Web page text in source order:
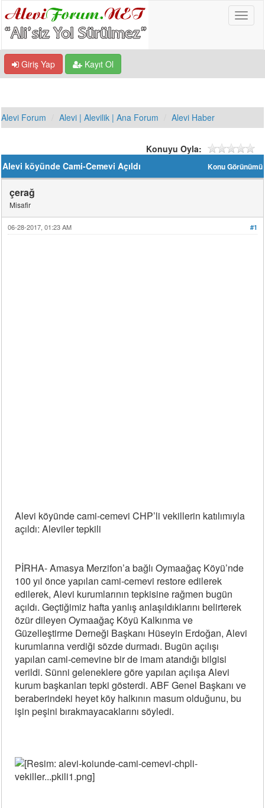
Giriş Yap Kayıt Ol
Alevi Forum Alevi | Alevilik | Ana Forum Alevi Haber
Konuyu Oyla:
Konu Görünümü
Alevi köyünde Cami-Cemevi Açıldı
çerağ
Misafir
#1
06-28-2017, 01:23 AM
Alevi köyünde cami-cemevi CHP’li vekillerin katılımıyla
açıldı: Aleviler tepkili
PİRHA- Amasya Merzifon’a bağlı Oymaağaç Köyü’nde
100 yıl önce yapılan cami-cemevi restore edilerek
edilerek, Alevi kurumlarının tepkisine rağmen bugün
açıldı. Geçtiğimiz hafta yanlış anlaşıldıklarını belirterek
özür dileyen Oymaağaç Köyü Kalkınma ve
Güzelleştirme Derneği Başkanı Hüseyin Erdoğan, Alevi
kurumlarına verdiği sözde durmadı. Bugün açılışı
yapılan cami-cemevine bir de imam atandığı bilgisi
verildi. Sünni geleneklere göre yapılan açılışa Alevi
kurum başkanları tepki gösterdi. ABF Genel Başkanı ve
beraberindeki heyet köy halkının masum olduğunu, bu
işin peşini bırakmayacaklarını söyledi.